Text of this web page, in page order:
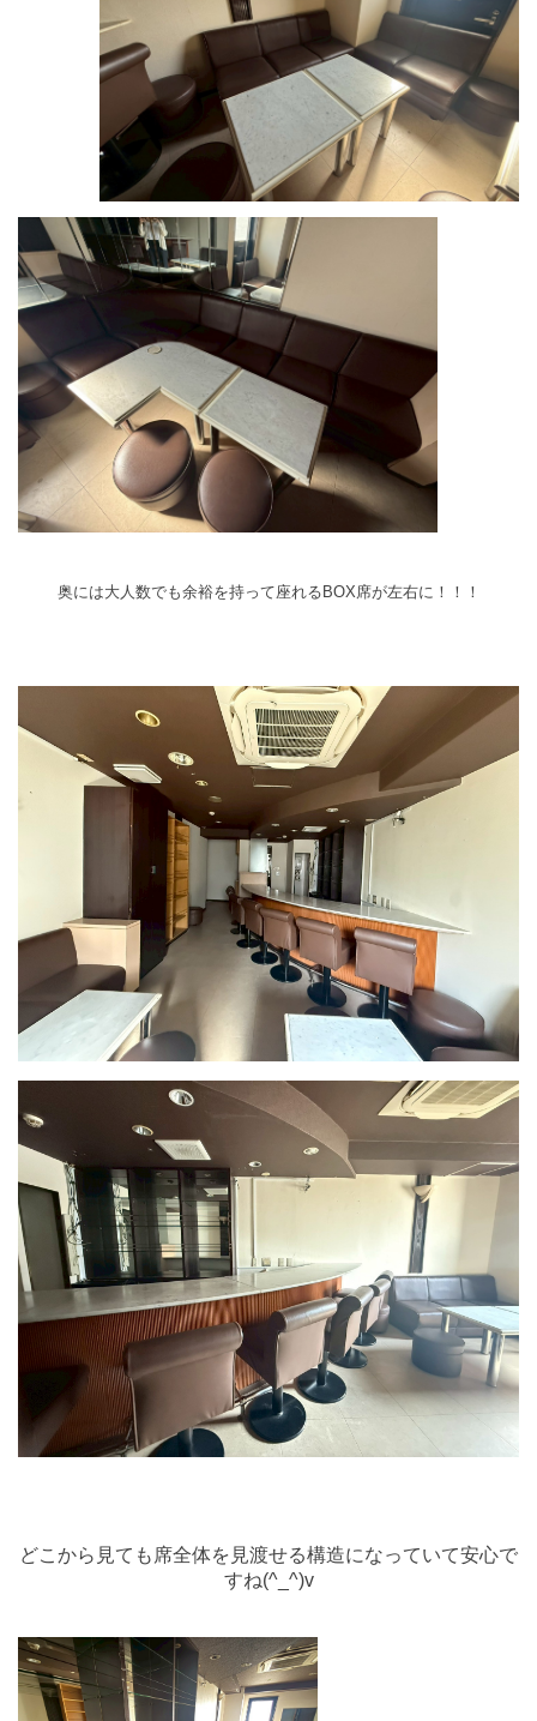
奥には大人数でも余裕を持って座れるBOX席が左右に！！！
どこから見ても席全体を見渡せる構造になっていて安心で
すね(^_^)v